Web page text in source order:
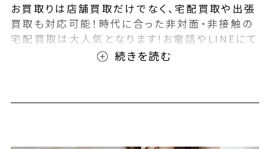
お買取りは店舗買取だけでなく、宅配買取や出張
買取も対応可能！時代に合った非対面・非接触の
宅配買取は大人気となります!お電話やLINEにて
事前査定が可能となっております！また無料の宅